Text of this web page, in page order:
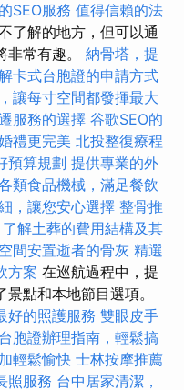
SEO服務 值得信賴的法
了解的地方，但可以通
非常有趣。 納骨塔，提
卡式台胞證的申請方式
讓每寸空間都發揮最大
服務的選擇 谷歌SEO的
禮更完美 北投整復療程
預算規劃 提供專業的外
類食品機械，滿足餐飲
，讓您安心選擇 整骨推
解土葬的費用結構及其
間安置逝者的骨灰 精選
方案 在巡航過程中，提
點和本地節目選項。
好的照護服務 雙眼皮手
胞證辦理指南，輕鬆搞
輕鬆愉快 士林按摩推薦
照服務 台中居家清潔，